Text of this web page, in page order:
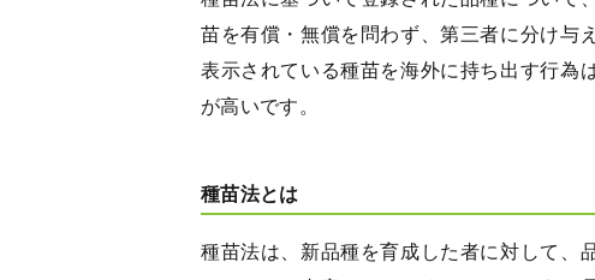
苗を有償・無償を問わず、第三者に分け与
表示されている種苗を海外に持ち出す行為
が高いです。
種苗法とは
種苗法は、新品種を育成した者に対して、